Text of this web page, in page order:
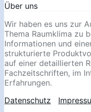
Über uns
Wir haben es uns zur
Thema Raumklima zu
Informationen und
strukturierte
auf einer detaillierten
Fachzeitschriften, im
Erfahrungen.
Datenschutz